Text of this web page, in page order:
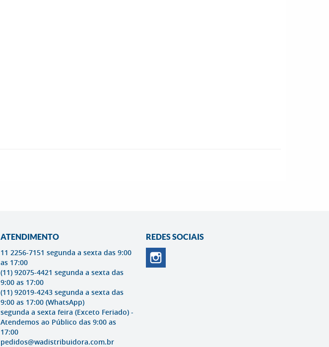
ATENDIMENTO
11 2256-7151 segunda a sexta das 9:00
as 17:00
(11) 92075-4421 segunda a sexta das
9:00 as 17:00
(11) 92019-4243 segunda a sexta das
9:00 as 17:00 (WhatsApp)
segunda a sexta feira (Exceto Feriado) -
Atendemos ao Público das 9:00 as
17:00
pedidos@wadistribuidora.com.br
REDES SOCIAIS